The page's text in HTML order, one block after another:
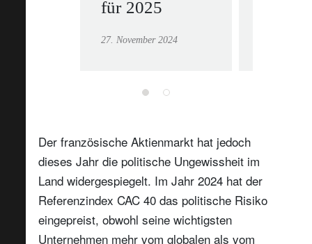
für 2025
27. November 2024
Der französische Aktienmarkt hat jedoch
dieses Jahr die politische Ungewissheit im
Land widergespiegelt. Im Jahr 2024 hat der
Referenzindex CAC 40 das politische Risiko
eingepreist, obwohl seine wichtigsten
Unternehmen mehr vom globalen als vom